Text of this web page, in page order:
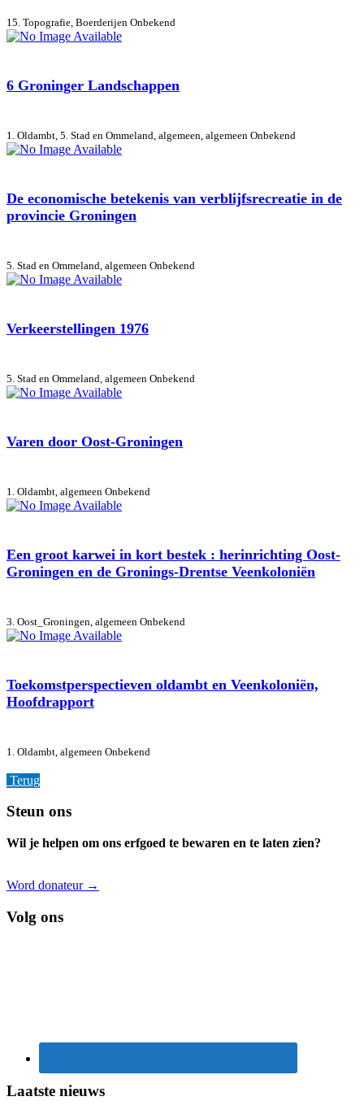
15. Topografie, Boerderijen Onbekend
6 Groninger Landschappen
1. Oldambt, 5. Stad en Ommeland, algemeen, algemeen Onbekend
De economische betekenis van verblijfsrecreatie in de
provincie Groningen
5. Stad en Ommeland, algemeen Onbekend
Verkeerstellingen 1976
5. Stad en Ommeland, algemeen Onbekend
Varen door Oost-Groningen
1. Oldambt, algemeen Onbekend
Een groot karwei in kort bestek : herinrichting Oost-
Groningen en de Gronings-Drentse Veenkoloniën
3. Oost_Groningen, algemeen Onbekend
Toekomstperspectieven oldambt en Veenkoloniën,
Hoofdrapport
1. Oldambt, algemeen Onbekend
Terug
Footer
Steun ons
Wil je helpen om ons erfgoed te bewaren en te laten zien?
Word donateur →
Volg ons
Laatste nieuws